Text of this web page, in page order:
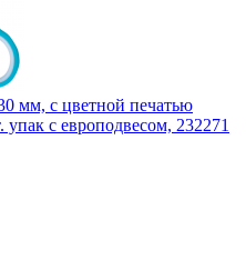
мм, с цветной печатью
с европодвесом, 232271